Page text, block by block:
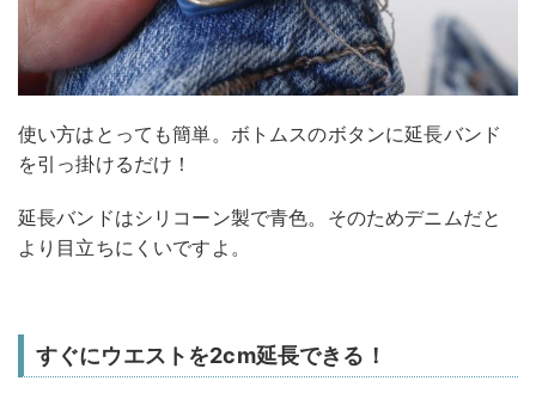
使い方はとっても簡単。ボトムスのボタンに延長バンド
を引っ掛けるだけ！
延長バンドはシリコーン製で青色。そのためデニムだと
より目立ちにくいですよ。
すぐにウエストを2cm延長できる！